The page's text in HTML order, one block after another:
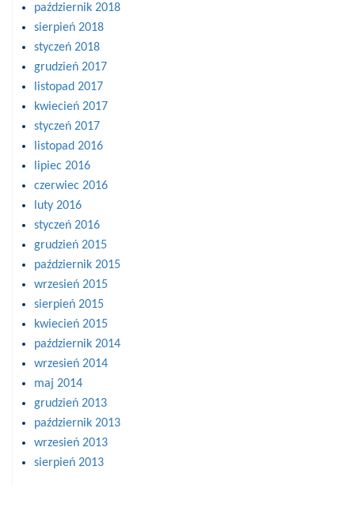
październik 2018
sierpień 2018
styczeń 2018
grudzień 2017
listopad 2017
kwiecień 2017
styczeń 2017
listopad 2016
lipiec 2016
czerwiec 2016
luty 2016
styczeń 2016
grudzień 2015
październik 2015
wrzesień 2015
sierpień 2015
kwiecień 2015
październik 2014
wrzesień 2014
maj 2014
grudzień 2013
październik 2013
wrzesień 2013
sierpień 2013